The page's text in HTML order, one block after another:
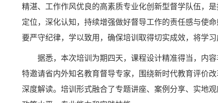
精湛、工作作风优良的高素质专业化创新型督学队伍，
定位，深化认知，持续增强做好督导工作的责任感与使
要严守纪律，学以致用，确保培训取得切实成效，将学
据悉，本次培训为期四天，课程设计精准得当，内
特邀请省内外知名教育督导专家，围绕新时代教育评价
深度解读。培训形式融合了专题讲座、案例分享、实地